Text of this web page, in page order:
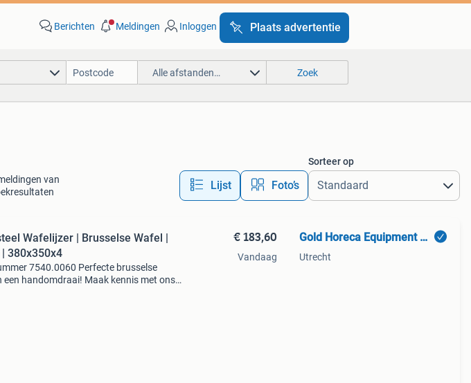
Berichten Meldingen Inloggen Plaats advertentie
Alle afstanden… Zoek
van
Lijst Foto’s
Sorteer op
Wafelijzer | Brusselse Wafel |
380x350x4
7540.0060 Perfecte brusselse
een handomdraai! Maak kennis met ons
€ 183,60
Vandaag
Gold Horeca Equipment B.V.
Utrecht